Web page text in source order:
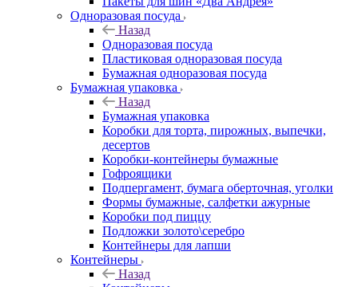
Одноразовая посуда
Назад
Одноразовая посуда
Пластиковая одноразовая посуда
Бумажная одноразовая посуда
Бумажная упаковка
Назад
Бумажная упаковка
Коробки для торта, пирожных, выпечки,
десертов
Коробки-контейнеры бумажные
Гофроящики
Подпергамент, бумага оберточная, уголки
Формы бумажные, салфетки ажурные
Коробки под пиццу
Подложки золото\серебро
Контейнеры для лапши
Контейнеры
Назад